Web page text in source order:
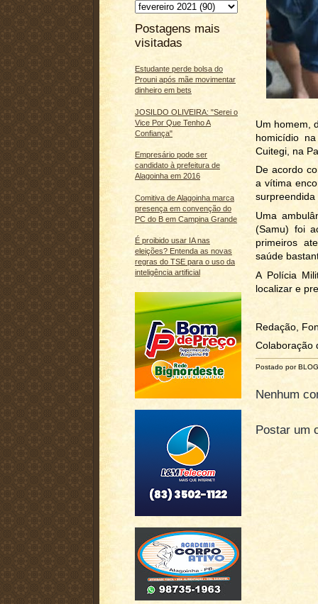
Postagens mais
visitadas
Estudante perde bolsa do
Prouni após mãe movimentar
dinheiro em bets
JOSILDO OLIVEIRA: "Serei o
Vice Por Que Tenho A
Confiança"
Empresário pode ser
candidato à prefeitura de
Alagoinha em 2016
Comitiva de Alagoinha marca
presença em convenção do
PC do B em Campina Grande
É proibido usar IA nas
eleições? Entenda as novas
regras do TSE para o uso da
inteligência artificial
Um homem,
homicídio
Cuitegi, na
De acordo
a vítima
surpreendida
Uma
(Samu) foi
primeiros
saúde
A Polícia
localizar e
Redação,
Colaboração
Postado por
Nenhum
Postar um